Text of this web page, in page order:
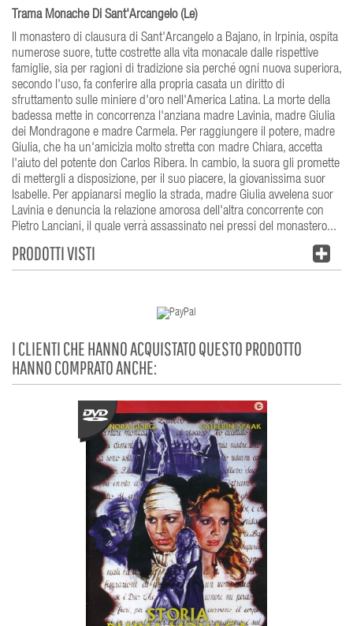
Trama Monache Di Sant'Arcangelo (Le)
Il monastero di clausura di Sant'Arcangelo a Bajano, in Irpinia, ospita
numerose suore, tutte costrette alla vita monacale dalle rispettive
famiglie, sia per ragioni di tradizione sia perché ogni nuova superiora,
secondo l'uso, fa conferire alla propria casata un diritto di
sfruttamento sulle miniere d'oro nell'America Latina. La morte della
badessa mette in concorrenza l'anziana madre Lavinia, madre Giulia
dei Mondragone e madre Carmela. Per raggiungere il potere, madre
Giulia, che ha un'amicizia molto stretta con madre Chiara, accetta
l'aiuto del potente don Carlos Ribera. In cambio, la suora gli promette
di mettergli a disposizione, per il suo piacere, la giovanissima suor
Isabelle. Per appianarsi meglio la strada, madre Giulia avvelena suor
Lavinia e denuncia la relazione amorosa dell'altra concorrente con
Pietro Lanciani, il quale verrà assassinato nei pressi del monastero...
PRODOTTI VISTI
I CLIENTI CHE HANNO ACQUISTATO QUESTO PRODOTTO
HANNO COMPRATO ANCHE: